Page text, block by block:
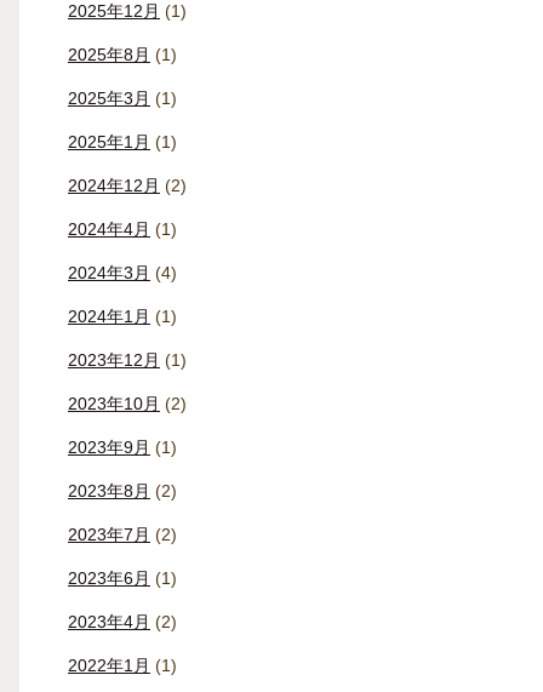
2025年12月 (1)
2025年8月 (1)
2025年3月 (1)
2025年1月 (1)
2024年12月 (2)
2024年4月 (1)
2024年3月 (4)
2024年1月 (1)
2023年12月 (1)
2023年10月 (2)
2023年9月 (1)
2023年8月 (2)
2023年7月 (2)
2023年6月 (1)
2023年4月 (2)
2022年1月 (1)